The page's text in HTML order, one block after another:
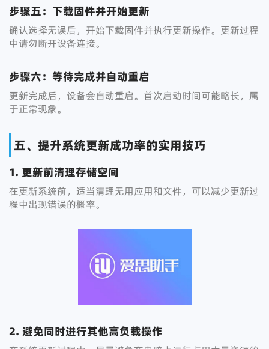
步骤五：下载固件并开始更新
确认选择无误后，开始下载固件并执行更新操作。更新过程
中请勿断开设备连接。
步骤六：等待完成并自动重启
更新完成后，设备会自动重启。首次启动时间可能略长，属
于正常现象。
五、提升系统更新成功率的实用技巧
1. 更新前清理存储空间
在更新系统前，适当清理无用应用和文件，可以减少更新过
程中出现错误的概率。
2. 避免同时进行其他高负载操作